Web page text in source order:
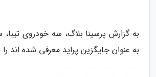
به گزارش پرسینا بلاگ، سه خودروی تیبا،
به عنوان جایگزین پراید معرفی شده اند